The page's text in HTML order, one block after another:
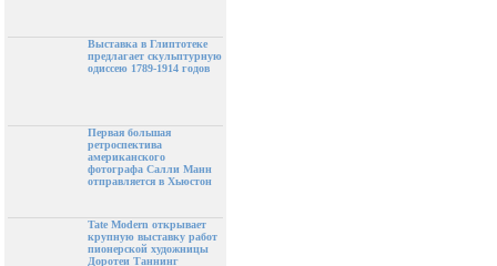
Выставка в Глиптотеке
предлагает скульптурную
одиссею 1789-1914 годов
Первая большая
ретроспектива
американского
фотографа Салли Манн
отправляется в Хьюстон
Tate Modern открывает
крупную выставку работ
пионерской художницы
Доротеи Таннинг